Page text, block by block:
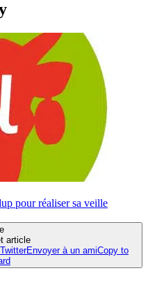
pour réaliser sa veille
article
Envoyer à un amiCopy to